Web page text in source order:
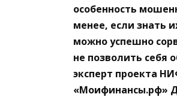
особенность
менее, если знать
можно успешно
не позволить себя
эксперт проекта
«Моифинансы.рф»